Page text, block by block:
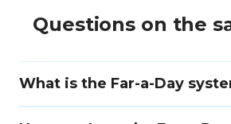
Questions on the
What is the Far-a-Day